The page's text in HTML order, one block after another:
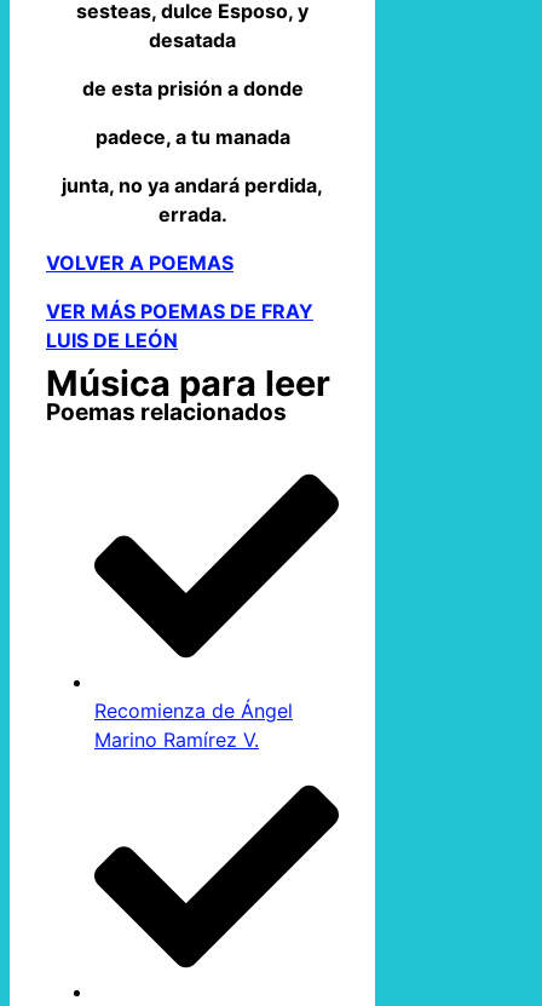
sesteas, dulce Esposo, y
desatada
de esta prisión a donde
padece, a tu manada
junta, no ya andará perdida,
errada.
VOLVER A POEMAS
VER MÁS POEMAS DE FRAY
LUIS DE LEÓN
Música para leer
Poemas relacionados
Recomienza de Ángel
Marino Ramírez V.